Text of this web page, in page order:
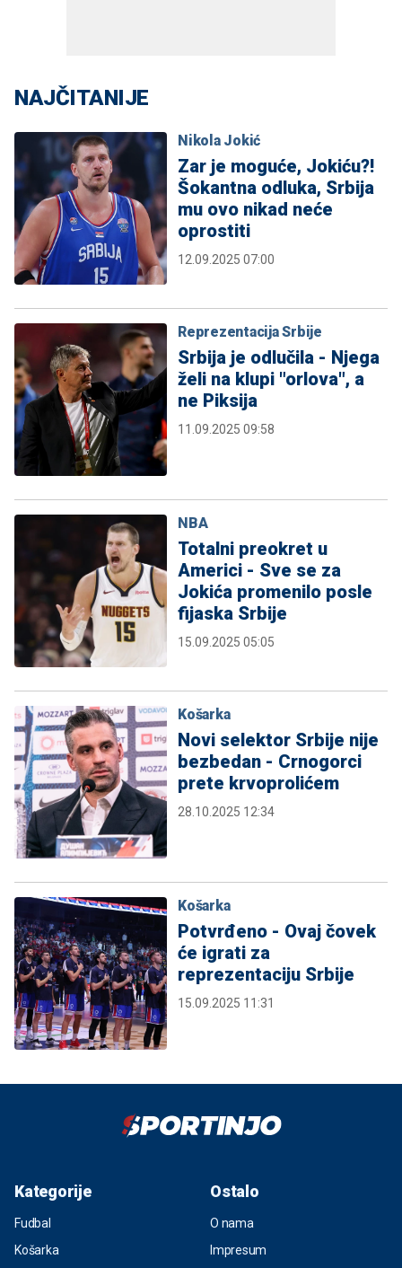
NAJČITANIJE
Nikola Jokić
Zar je moguće, Jokiću?!
Šokantna odluka, Srbija
mu ovo nikad neće
oprostiti
12.09.2025 07:00
Reprezentacija Srbije
Srbija je odlučila - Njega
želi na klupi "orlova", a
ne Piksija
11.09.2025 09:58
NBA
Totalni preokret u
Americi - Sve se za
Jokića promenilo posle
fijaska Srbije
15.09.2025 05:05
Košarka
Novi selektor Srbije nije
bezbedan - Crnogorci
prete krvoprolićem
28.10.2025 12:34
Košarka
Potvrđeno - Ovaj čovek
će igrati za
reprezentaciju Srbije
15.09.2025 11:31
Kategorije
Fudbal
Košarka
Ostalo
O nama
Impresum